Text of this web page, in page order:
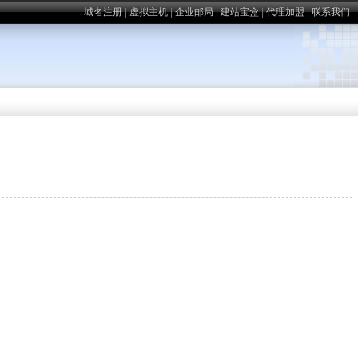
域名注册|虚拟主机|企业邮局|建站宝盒|代理加盟|联系我们